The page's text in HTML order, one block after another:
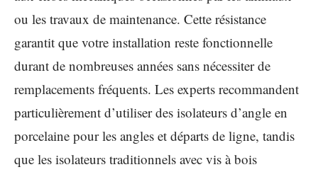
ou les travaux de maintenance. Cette résistance
garantit que votre installation reste fonctionnelle
durant de nombreuses années sans nécessiter de
remplacements fréquents. Les experts recommandent
particulièrement d’utiliser des isolateurs d’angle en
porcelaine pour les angles et départs de ligne, tandis
que les isolateurs traditionnels avec vis à bois